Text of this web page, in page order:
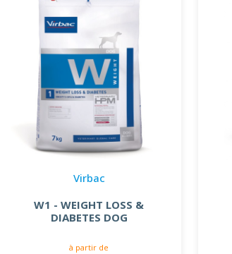
Virbac
W1 - WEIGHT LOSS &
DIABETES DOG
à partir de